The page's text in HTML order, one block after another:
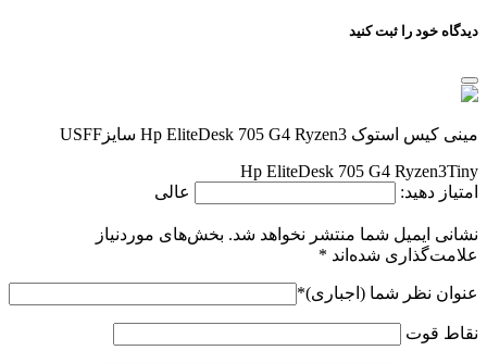
دیدگاه خود را ثبت کنید
مینی کیس استوک Hp EliteDesk 705 G4 Ryzen3 سایزUSFF
Hp EliteDesk 705 G4 Ryzen3Tiny
امتیاز دهید:
عالی
نشانی ایمیل شما منتشر نخواهد شد. بخش‌های موردنیاز
علامت‌گذاری شده‌اند *
عنوان نظر شما (اجباری)*
نقاط قوت